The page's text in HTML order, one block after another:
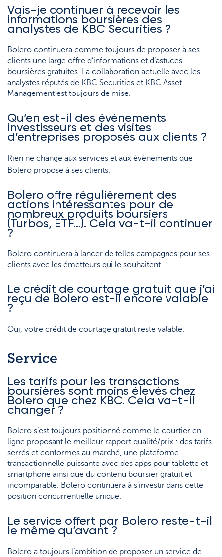
Vais-je continuer à recevoir les
informations boursières des
analystes de KBC Securities ?
Bolero continuera comme toujours de proposer à ses
clients une large offre d’informations et d’astuces
boursières gratuites. La collaboration actuelle avec les
analystes réputés de KBC Securities et KBC Asset
Management est toujours de mise.
Qu’en est-il des événements
investisseurs et des visites
d’entreprises proposés aux clients ?
Rien ne change aux services et aux évènements que
Bolero propose à ses clients.
Bolero offre régulièrement des
actions intéressantes pour de
nombreux produits boursiers
(Turbos, ETF…). Cela va-t-il continuer
?
Bolero continuera à lancer de telles campagnes pour ses
clients avec les émetteurs qui le souhaitent.
Le crédit de courtage gratuit que j’ai
reçu de Bolero est-il encore valable
?
Oui, votre crédit de courtage gratuit reste valable.
Service
Les tarifs pour les transactions
boursières sont moins élevés chez
Bolero que chez KBC. Cela va-t-il
changer ?
Bolero s’est toujours positionné comme le courtier en
ligne proposant le meilleur rapport qualité/prix : des tarifs
serrés et conformes au marché, une plateforme
transactionnelle puissante avec des apps pour tablette et
smartphone ainsi que du contenu boursier gratuit et
incomparable. Bolero continuera à s’investir dans cette
position concurrentielle unique.
Le service offert par Bolero reste-t-il
le même qu’avant ?
Bolero a toujours l’ambition de proposer un service de